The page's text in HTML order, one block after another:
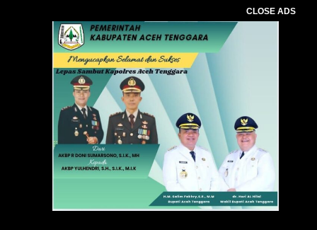
CLOSE ADS